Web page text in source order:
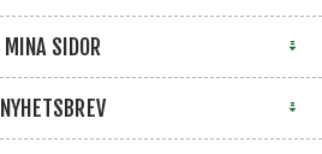
MINA SIDOR
NYHETSBREV